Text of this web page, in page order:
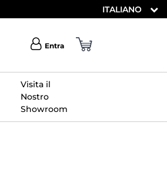
ITALIANO
Entra
Visita il
Nostro
Showroom
×